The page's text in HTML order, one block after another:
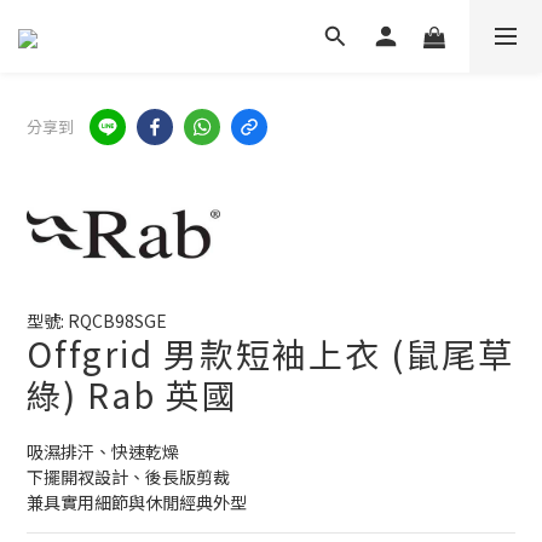
分享到
型號: RQCB98SGE
Offgrid 男款短袖上衣 (鼠尾草
綠) Rab 英國
吸濕排汗、快速乾燥
下擺開衩設計、後長版剪裁
兼具實用細節與休閒經典外型